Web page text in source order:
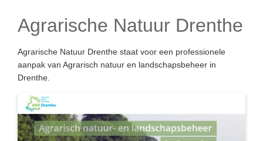
Agrarische Natuur Drenthe
Agrarische Natuur Drenthe staat voor een professionele
aanpak van Agrarisch natuur en landschapsbeheer in
Drenthe.